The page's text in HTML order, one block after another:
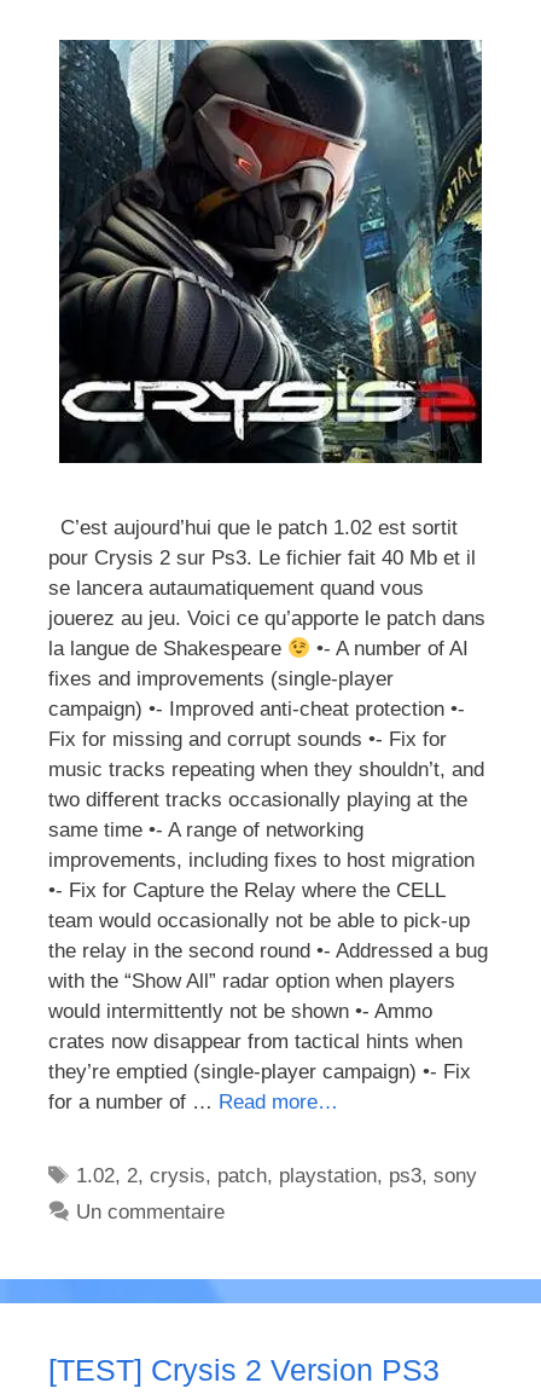
C’est aujourd’hui que le patch 1.02 est sortit
pour Crysis 2 sur Ps3. Le fichier fait 40 Mb et il
se lancera autaumatiquement quand vous
jouerez au jeu. Voici ce qu’apporte le patch dans
la langue de Shakespeare
•- A number of AI
fixes and improvements (single-player
campaign) •- Improved anti-cheat protection •-
Fix for missing and corrupt sounds •- Fix for
music tracks repeating when they shouldn’t, and
two different tracks occasionally playing at the
same time •- A range of networking
improvements, including fixes to host migration
•- Fix for Capture the Relay where the CELL
team would occasionally not be able to pick-up
the relay in the second round •- Addressed a bug
with the “Show All” radar option when players
would intermittently not be shown •- Ammo
crates now disappear from tactical hints when
they’re emptied (single-player campaign) •- Fix
for a number of … Read more…
Étiquettes
1.02,2,crysis, patch, playstation, ps3,sony
Un commentaire
[TEST] Crysis 2 Version PS3